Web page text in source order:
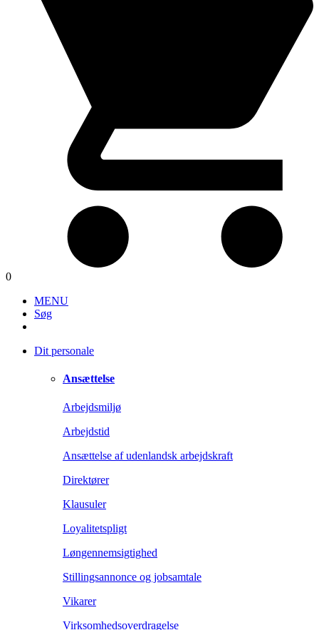
0
MENU
Søg
Dit personale
Ansættelse
Arbejdsmiljø
Arbejdstid
Ansættelse af udenlandsk arbejdskraft
Direktører
Klausuler
Loyalitetspligt
Løngennemsigtighed
Stillingsannonce og jobsamtale
Vikarer
Virksomhedsoverdragelse